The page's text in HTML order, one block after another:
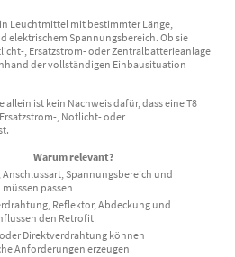
Leuchtmittel mit bestimmter Länge,
elektrischem Spannungsbereich. Ob sie
, Ersatzstrom- oder Zentralbatterieanlage
der vollständigen Einbausituation
allein ist kein Nachweis dafür, dass eine T8
, Notlicht- oder
Warum relevant?
Anschlussart, Spannungsbereich und
passen
Reflektor, Abdeckung und
den Retrofit
oder Direktverdrahtung können
Anforderungen erzeugen